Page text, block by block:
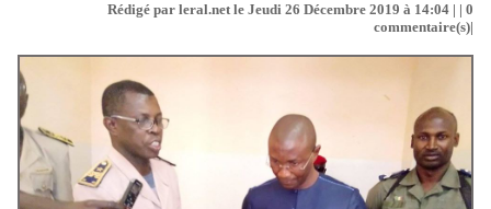
Rédigé par leral.net le Jeudi 26 Décembre 2019 à 14:04 | | 0
commentaire(s)|